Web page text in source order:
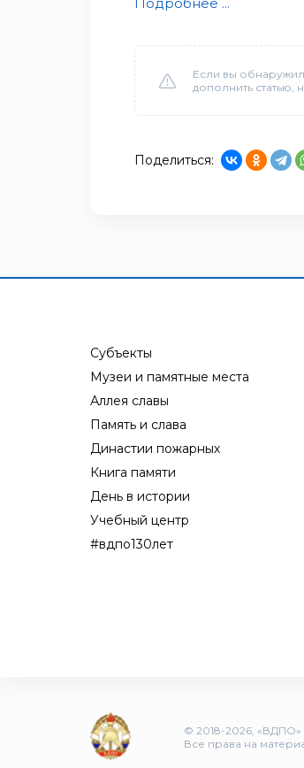
Если вы
дополнить статью,
Поделиться:
Субъекты
Музеи и памятные места
Аллея славы
Память и слава
Династии пожарных
Книга памяти
День в истории
Учебный центр
#вдпо130лет
© 2018-2026, «ВДПО»
Все права на